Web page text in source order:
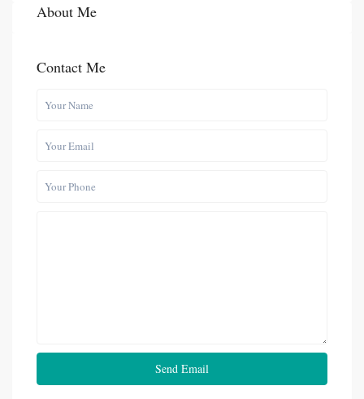
About Me
Contact Me